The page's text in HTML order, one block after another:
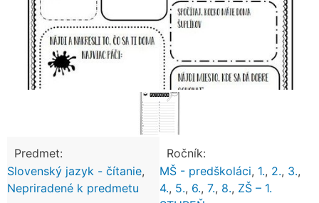
Predmet:
Slovenský jazyk - čítanie,
Nepriradené k predmetu
Ročník:
MŠ - predškoláci, 1., 2., 3.,
4., 5., 6., 7., 8., ZŠ – 1.